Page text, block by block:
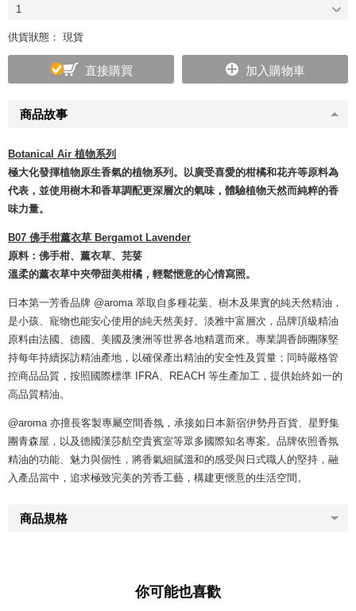
商品故事
Botanical Air 植物系列
極大化發揮植物原生香氣的植物系列。以廣受喜愛的柑橘和花卉等原料為
代表，並使用樹木和香草調配更深層次的氣味，體驗植物天然而純粹的香
味力量。
B07 佛手柑薰衣草 Bergamot Lavender
原料：佛手柑、薰衣草、芫荽
溫柔的薰衣草中夾帶甜美柑橘，輕鬆愜意的心情寫照。
日本第一芳香品牌 @aroma 萃取自多種花葉、樹木及果實的純天然精油，
是小孩、寵物也能安心使用的純天然美好。淡雅中富層次，品牌頂級精油
原料由法國、德國、美國及澳洲等世界各地精選而來。專業調香師團隊堅
持每年持續探訪精油產地，以確保產出精油的安全性及質量；同時嚴格管
控商品品質，按照國際標準 IFRA、REACH 等生產加工，提供始終如一的
高品質精油。
@aroma 亦擅長客製專屬空間香氛，承接如日本新宿伊勢丹百貨、星野集
團青森屋，以及德國漢莎航空貴賓室等眾多國際知名專案。品牌依照香氛
精油的功能、魅力與個性，將香氣細膩溫和的感受與日式職人的堅持，融
入產品當中，追求極致完美的芳香工藝，構建更愜意的生活空間。
商品規格
1
供貨狀態： 現貨
直接購買 加入購物車
你可能也喜歡